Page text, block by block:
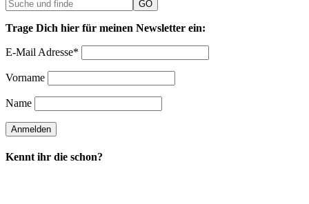
Trage Dich hier für meinen Newsletter ein:
E-Mail Adresse*
Vorname
Name
Kennt ihr die schon?